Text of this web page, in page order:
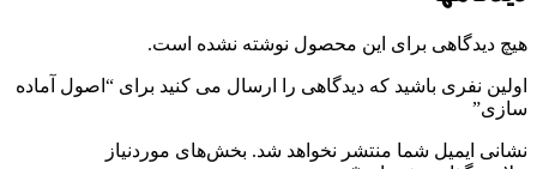
هیچ دیدگاهی برای این محصول نوشته نشده است.
اولین نفری باشید که دیدگاهی را ارسال می کنید برای “اصول آماده
سازی”
نشانی ایمیل شما منتشر نخواهد شد. بخش‌های موردنیاز